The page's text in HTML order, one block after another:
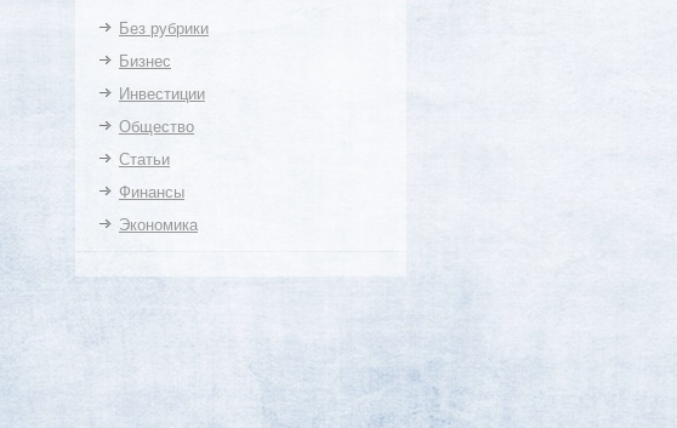
Без рубрики
Бизнес
Инвестиции
Общество
Статьи
Финансы
Экономика